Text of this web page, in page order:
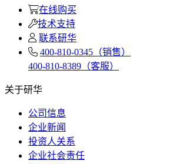
在线购买
技术支持
联系研华
400-810-0345（销售）
400-810-8389（客服）
关于研华
公司信息
企业新闻
投资人关系
企业社会责任